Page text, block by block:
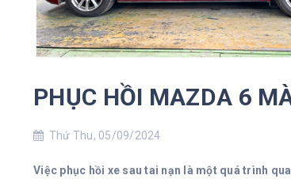
PHỤC HỒI MAZDA 6
Thứ Thu, 05/09/2024
Việc phục hồi xe sau tai nạn là một quá trình